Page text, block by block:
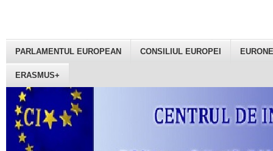
PARLAMENTUL EUROPEAN CONSILIUL EUROPEI
ERASMUS+